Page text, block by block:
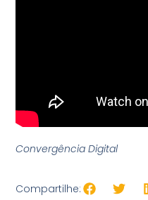
Convergência Digital
Compartilhe: